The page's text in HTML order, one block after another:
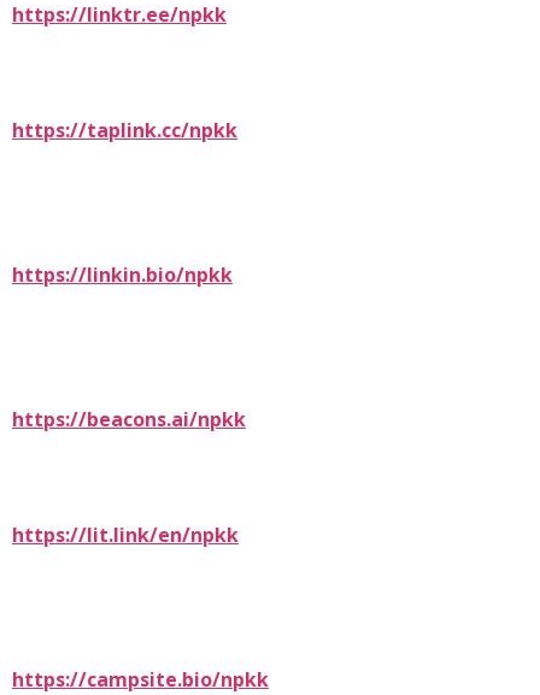
https://linktr.ee/npkk
https://taplink.cc/npkk
https://linkin.bio/npkk
https://beacons.ai/npkk
https://lit.link/en/npkk
https://campsite.bio/npkk